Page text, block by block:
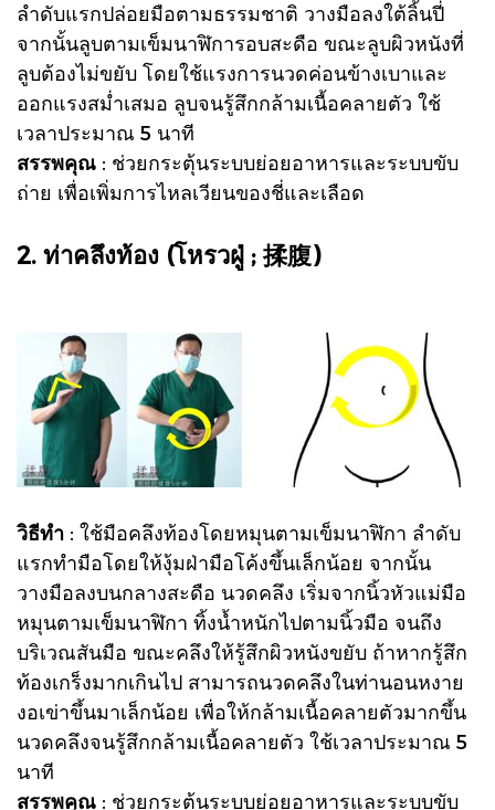
ลำดับแรกปล่อยมือตามธรรมชาติ วางมือลงใต้ลิ้นปี่
จากนั้นลูบตามเข็มนาฬิการอบสะดือ ขณะลูบผิวหนังที่
ลูบต้องไม่ขยับ โดยใช้แรงการนวดค่อนข้างเบาและ
ออกแรงสม่ำเสมอ ลูบจนรู้สึกกล้ามเนื้อคลายตัว ใช้
เวลาประมาณ 5 นาที
สรรพคุณ : ช่วยกระตุ้นระบบย่อยอาหารและระบบขับ
ถ่าย เพื่อเพิ่มการไหลเวียนของชี่และเลือด
2. ท่าคลึงท้อง (โหรวฝู่ ; 揉腹)
วิธีทำ : ใช้มือคลึงท้องโดยหมุนตามเข็มนาฬิกา ลำดับ
แรกทำมือโดยให้งุ้มฝ่ามือโค้งขึ้นเล็กน้อย จากนั้น
วางมือลงบนกลางสะดือ นวดคลึง เริ่มจากนิ้วหัวแม่มือ
หมุนตามเข็มนาฬิกา ทิ้งน้ำหนักไปตามนิ้วมือ จนถึง
บริเวณสันมือ ขณะคลึงให้รู้สึกผิวหนังขยับ ถ้าหากรู้สึก
ท้องเกร็งมากเกินไป สามารถนวดคลึงในท่านอนหงาย
งอเข่าขึ้นมาเล็กน้อย เพื่อให้กล้ามเนื้อคลายตัวมากขึ้น
นวดคลึงจนรู้สึกกล้ามเนื้อคลายตัว ใช้เวลาประมาณ 5
นาที
สรรพคุณ : ช่วยกระตุ้นระบบย่อยอาหารและระบบขับ